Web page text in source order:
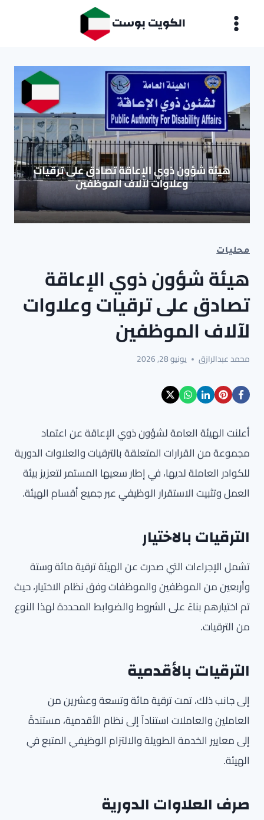
الكويت بوست
محليات
هيئة شؤون ذوي الإعاقة
تصادق على ترقيات وعلاوات
لآلاف الموظفين
محمد عبدالرازق يونيو 28, 2026
أعلنت الهيئة العامة لشؤون ذوي الإعاقة عن اعتماد
مجموعة من القرارات المتعلقة بالترقيات والعلاوات الدورية
للكوادر العاملة لديها، في إطار سعيها المستمر لتعزيز بيئة
العمل وتثبيت الاستقرار الوظيفي عبر جميع أقسام الهيئة.
الترقيات بالاختيار
تشمل الإجراءات التي صدرت عن الهيئة ترقية مائة وستة
وأربعين من الموظفين والموظفات وفق نظام الاختيار، حيث
تم اختيارهم بناءً على الشروط والضوابط المحددة لهذا النوع
من الترقيات.
الترقيات بالأقدمية
إلى جانب ذلك، تمت ترقية مائة وتسعة وعشرين من
العاملين والعاملات استناداً إلى نظام الأقدمية، مستندةً
إلى معايير الخدمة الطويلة والالتزام الوظيفي المتبع في
الهيئة.
صرف العلاوات الدورية